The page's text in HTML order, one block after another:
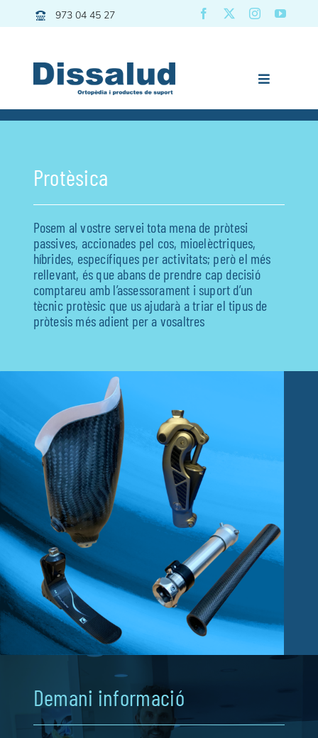
to
973 04 45 27
Toggle
Dissalud
Grues | Transfers
Mobilitat
Descans
Pediatria
Vida diària
Esport
Geriatria
Ortopèdia
Previous Next
Protèsica
Posem al vostre servei tota mena de pròtesi
passives, accionades pel cos, mioelèctriques,
híbrides, específiques per activitats; però el més
rellevant, és que abans de prendre cap decisió
comptareu amb l’assessorament i suport d’un
tècnic protèsic que us ajudarà a triar el tipus de
pròtesis més adient per a vosaltres
Demani informació